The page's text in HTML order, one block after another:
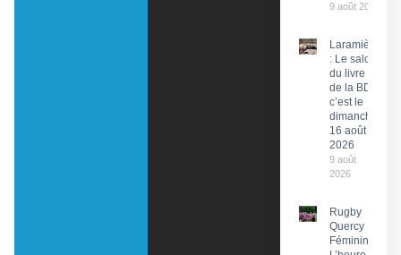
9 août 2026
Laramière
: Le salon
du livre et
de la BD,
c’est le
dimanche
16 août
2026
9 août
2026
Rugby
Quercy
Féminin :